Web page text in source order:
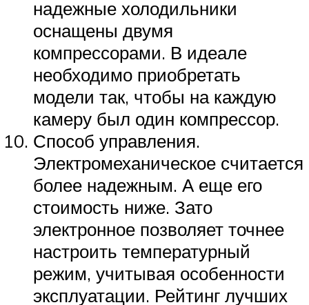
надежные холодильники
оснащены двумя
компрессорами. В идеале
необходимо приобретать
модели так, чтобы на каждую
камеру был один компрессор.
Способ управления.
Электромеханическое считается
более надежным. А еще его
стоимость ниже. Зато
электронное позволяет точнее
настроить температурный
режим, учитывая особенности
эксплуатации. Рейтинг лучших